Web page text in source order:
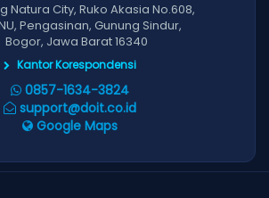
Natura City, Ruko Akasia No.608,
Pengasinan, Gunung Sindur,
Bogor, Jawa Barat 16340
Kantor Korespondensi
0857-1634-3824
support@doit.co.id
Google Maps